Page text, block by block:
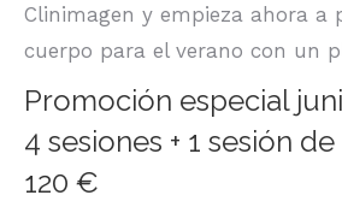
Clinimagen y empieza ahora a
cuerpo para el verano con un
Promoción especial
4 sesiones + 1 sesión
120 €